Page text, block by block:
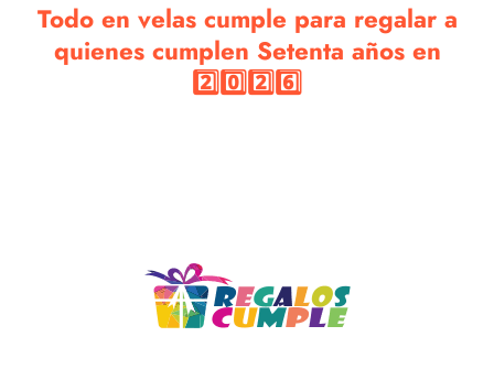
Todo en velas cumple para regalar a
quienes cumplen Setenta años en
2️⃣0️⃣2️⃣6️⃣